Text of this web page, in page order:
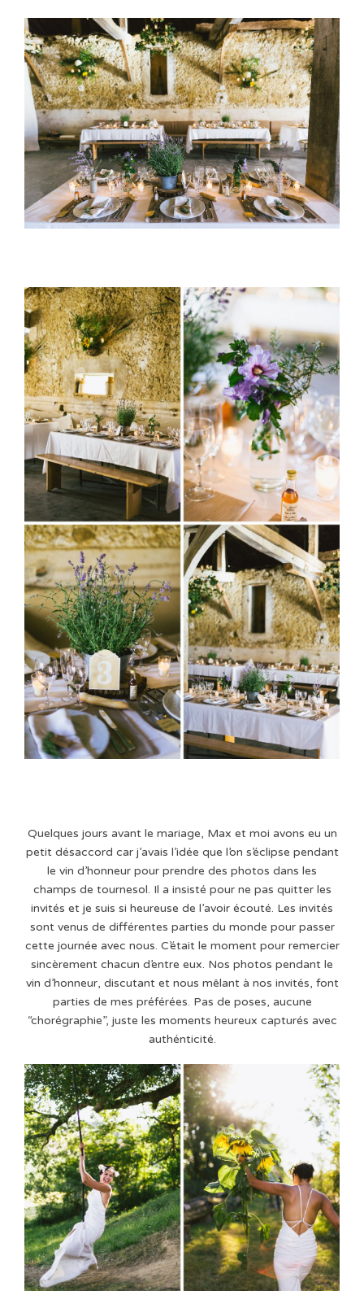
Quelques jours avant le mariage, Max et moi avons eu un
petit désaccord car j’avais l’idée que l’on s’éclipse pendant
le vin d’honneur pour prendre des photos dans les
champs de tournesol. Il a insisté pour ne pas quitter les
invités et je suis si heureuse de l’avoir écouté. Les invités
sont venus de différentes parties du monde pour passer
cette journée avec nous. C’était le moment pour remercier
sincèrement chacun d’entre eux. Nos photos pendant le
vin d’honneur, discutant et nous mêlant à nos invités, font
parties de mes préférées. Pas de poses, aucune
“chorégraphie”, juste les moments heureux capturés avec
authénticité.